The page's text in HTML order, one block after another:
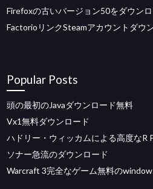
Firefoxの古いバージョン50をダウン
FactorioリンクSteamアカウントダウ
Popular Posts
頭の最初のJavaダウンロード無料
Vx1無料ダウンロード
ハドリー・ウィッカムによる高度なR
ソナー急流のダウンロード
Warcraft 3完全なゲーム無料の